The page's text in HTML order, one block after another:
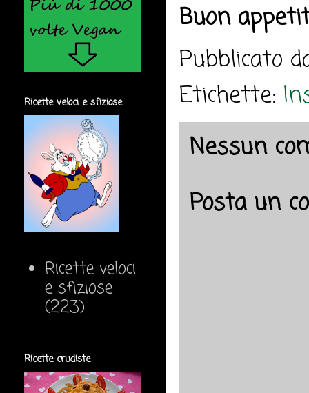
Buon
Pubblicato
Etichette:
Nessun
Posta un
Ricette veloci e sfiziose
Ricette veloci
e sfiziose
(223)
Ricette crudiste